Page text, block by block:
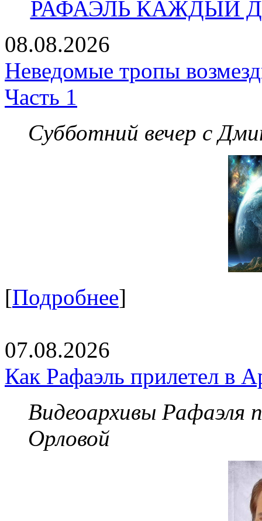
РАФАЭЛЬ КАЖДЫЙ
08.08.2026
Неведомые тропы
Часть 1
Субботний вечер с
[Подробнее]
07.08.2026
Как Рафаэль прилетел в
Видеоархивы Рафаэля
Орловой